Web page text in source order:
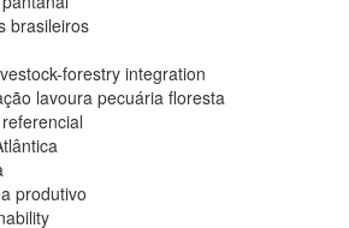
brasileiros
forestry integration
lavoura pecuária floresta
produtivo